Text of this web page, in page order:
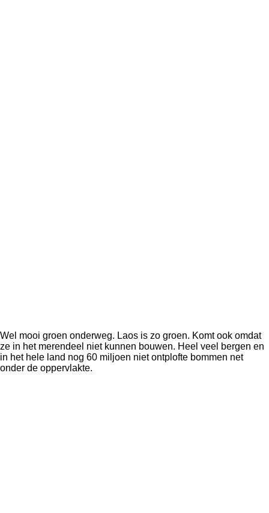
Wel mooi groen onderweg. Laos is zo groen. Komt ook omdat
ze in het merendeel niet kunnen bouwen. Heel veel bergen en
in het hele land nog 60 miljoen niet ontplofte bommen net
onder de oppervlakte.